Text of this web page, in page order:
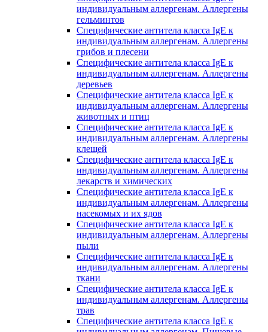
индивидуальным аллергенам. Аллергены
гельминтов
Специфические антитела класса IgE к
индивидуальным аллергенам. Аллергены
грибов и плесени
Специфические антитела класса IgE к
индивидуальным аллергенам. Аллергены
деревьев
Специфические антитела класса IgE к
индивидуальным аллергенам. Аллергены
животных и птиц
Специфические антитела класса IgE к
индивидуальным аллергенам. Аллергены
клещей
Специфические антитела класса IgE к
индивидуальным аллергенам. Аллергены
лекарств и химических
Специфические антитела класса IgE к
индивидуальным аллергенам. Аллергены
насекомых и их ядов
Специфические антитела класса IgE к
индивидуальным аллергенам. Аллергены
пыли
Специфические антитела класса IgE к
индивидуальным аллергенам. Аллергены
ткани
Специфические антитела класса IgE к
индивидуальным аллергенам. Аллергены
трав
Специфические антитела класса IgE к